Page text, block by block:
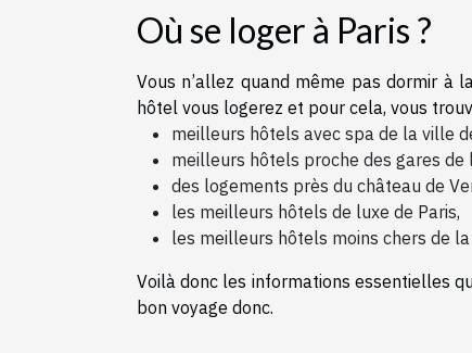
Où se loger à Paris ?
Vous n’allez quand même pas dormir à
hôtel vous logerez et pour cela, vous
meilleurs hôtels avec spa de la ville
meilleurs hôtels proche des gares de
des logements près du château de
les meilleurs hôtels de luxe de Paris,
les meilleurs hôtels moins chers de
Voilà donc les informations essentielles
bon voyage donc.